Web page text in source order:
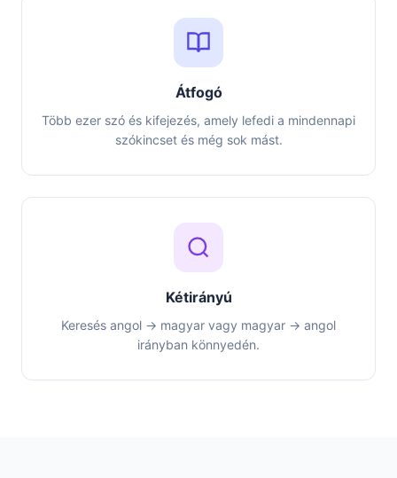
Átfogó
Több ezer szó és kifejezés, amely lefedi a mindennapi
szókincset és még sok mást.
Kétirányú
Keresés angol → magyar vagy magyar → angol
irányban könnyedén.